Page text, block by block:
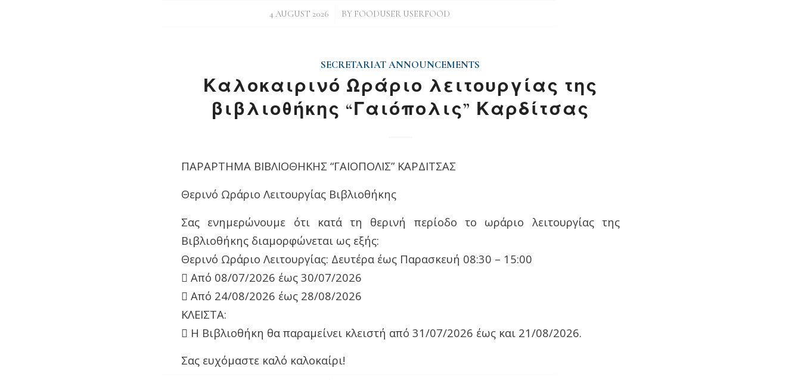
4 AUGUST 2026
/ BY FOODUSER USERFOOD
SECRETARIAT ANNOUNCEMENTS
Καλοκαιρινό Ωράριο λειτουργίας της
βιβλιοθήκης “Γαιόπολις” Καρδίτσας
ΠΑΡΑΡΤΗΜΑ ΒΙΒΛΙΟΘΗΚΗΣ “ΓΑΙΟΠΟΛΙΣ” ΚΑΡΔΙΤΣΑΣ
Θερινό Ωράριο Λειτουργίας Βιβλιοθήκης
Σας ενημερώνουμε ότι κατά τη θερινή περίοδο το ωράριο λειτουργίας της
Βιβλιοθήκης διαμορφώνεται ως εξής:
Θερινό Ωράριο Λειτουργίας: Δευτέρα έως Παρασκευή 08:30 – 15:00
 Από 08/07/2026 έως 30/07/2026
 Από 24/08/2026 έως 28/08/2026
ΚΛΕΙΣΤΑ:
 Η Βιβλιοθήκη θα παραμείνει κλειστή από 31/07/2026 έως και 21/08/2026.
Σας ευχόμαστε καλό καλοκαίρι!